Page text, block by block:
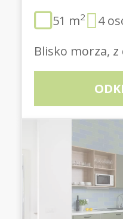
51 m2
4
Blisko morza,